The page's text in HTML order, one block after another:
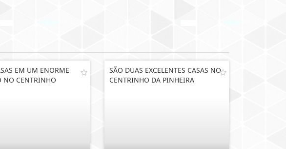
EM UM ENORME
NO CENTRINHO
SÃO DUAS EXCELENTES CASAS NO
CENTRINHO DA PINHEIRA